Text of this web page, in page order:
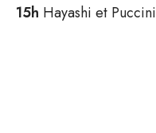
15h Hayashi et Puccini